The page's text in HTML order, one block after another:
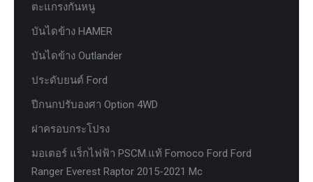
ตะแกรงกันหนู
บันไดข้าง HAMER
บันไดข้าง Outlander
ประดับยนต์ Ford
ปีกนกปรับองศา Option 4WD
ฝาครอบกระโปรง
มอเตอร์ แร็กไฟฟ้า PSCM.แท้ Fomoco Ford Ford
Ranger Everest Raptor 2015-2021 Mc